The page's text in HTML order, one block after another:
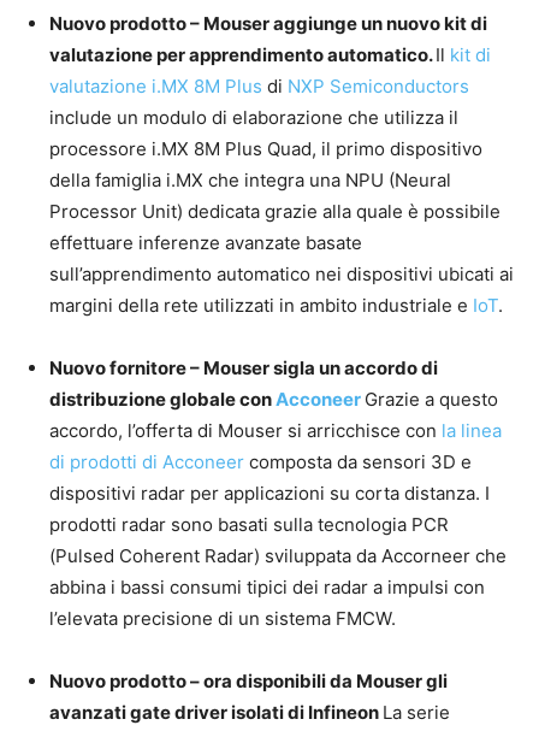
Nuovo prodotto – Mouser aggiunge un nuovo kit di
valutazione per apprendimento automatico.Il kit di
valutazione i.MX 8M Plus di NXP Semiconductors
include un modulo di elaborazione che utilizza il
processore i.MX 8M Plus Quad, il primo dispositivo
della famiglia i.MX che integra una NPU (Neural
Processor Unit) dedicata grazie alla quale è possibile
effettuare inferenze avanzate basate
sull’apprendimento automatico nei dispositivi ubicati ai
margini della rete utilizzati in ambito industriale e IoT.
Nuovo fornitore – Mouser sigla un accordo di
distribuzione globale conAcconeer Grazie a questo
accordo, l’offerta di Mouser si arricchisce con la linea
di prodotti di Acconeer composta da sensori 3D e
dispositivi radar per applicazioni su corta distanza. I
prodotti radar sono basati sulla tecnologia PCR
(Pulsed Coherent Radar) sviluppata da Accorneer che
abbina i bassi consumi tipici dei radar a impulsi con
l’elevata precisione di un sistema FMCW.
Nuovo prodotto – ora disponibili da Mouser gli
avanzati gate driver isolati di Infineon La serie